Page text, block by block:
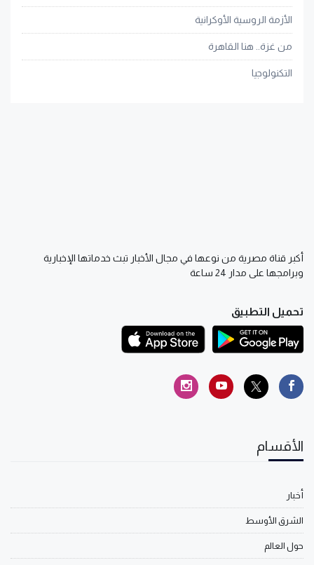
الأزمة الروسية الأوكرانية
من غزة.. هنا القاهرة
التكنولوجيا
أكبر قناة مصرية من نوعها في مجال الأخبار تبث خدماتها الإخبارية
وبرامجها على مدار 24 ساعة
تحميل التطبيق
الأقسام
أخبار
الشرق الأوسط
حول العالم